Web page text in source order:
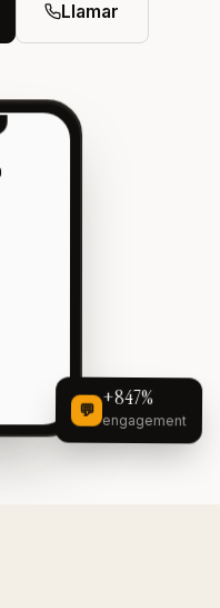
Llamar
💬 +847%
engagement